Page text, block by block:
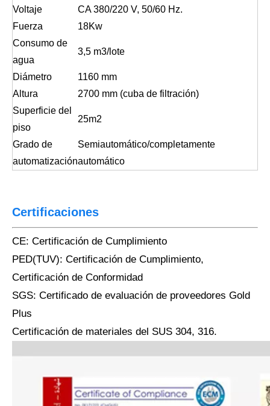
Voltaje
CA 380/220 V, 50/60 Hz.
Fuerza
18Kw
Consumo de
agua
3,5 m3/lote
Diámetro
1160 mm
Altura
2700 mm (cuba de filtración)
Superficie del
piso
25m2
Grado de
automatización
Semiautomático/completamente
automático
Certificaciones
CE: Certificación de Cumplimiento
PED(TUV): Certificación de Cumplimiento,
Certificación de Conformidad
SGS: Certificado de evaluación de proveedores Gold
Plus
Certificación de materiales del SUS 304, 316.